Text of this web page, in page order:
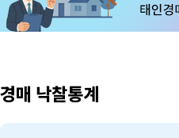
경매 낙찰통계